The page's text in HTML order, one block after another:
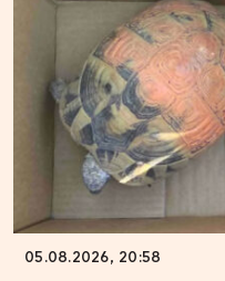
05.08.2026, 20:58